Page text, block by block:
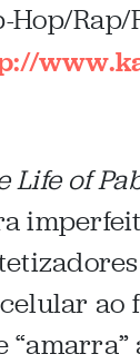
Hop/Rap/
Life of
ao